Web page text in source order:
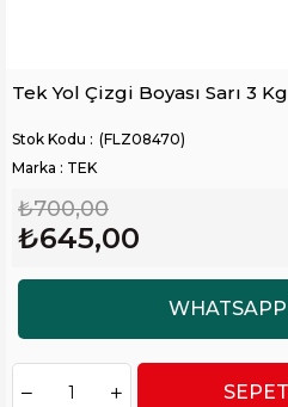
Tek Yol Çizgi Boyası Sarı 3 Kg
(FLZ08470)
Marka : TEK
₺700,00
₺645,00